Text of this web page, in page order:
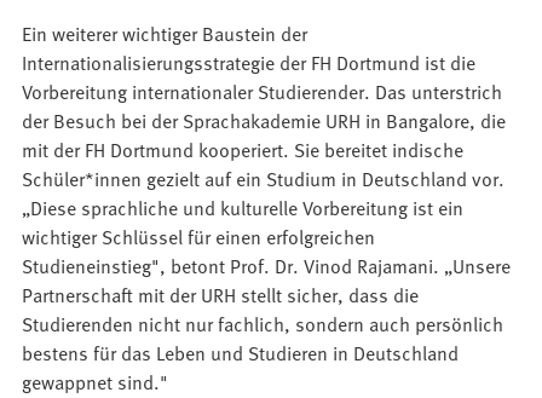
Ein weiterer wichtiger Baustein der
Internationalisierungsstrategie der FH Dortmund ist die
Vorbereitung internationaler Studierender. Das unterstrich
der Besuch bei der Sprachakademie URH in Bangalore, die
mit der FH Dortmund kooperiert. Sie bereitet indische
Schüler*innen gezielt auf ein Studium in Deutschland vor.
„Diese sprachliche und kulturelle Vorbereitung ist ein
wichtiger Schlüssel für einen erfolgreichen
Studieneinstieg", betont Prof. Dr. Vinod Rajamani. „Unsere
Partnerschaft mit der URH stellt sicher, dass die
Studierenden nicht nur fachlich, sondern auch persönlich
bestens für das Leben und Studieren in Deutschland
gewappnet sind."